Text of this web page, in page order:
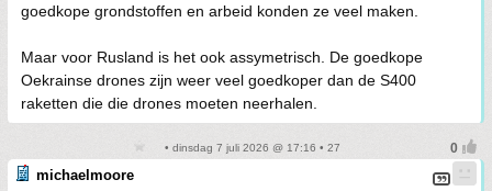
goedkope grondstoffen en arbeid konden ze veel maken.
Maar voor Rusland is het ook assymetrisch. De goedkope
Oekrainse drones zijn weer veel goedkoper dan de S400
raketten die die drones moeten neerhalen.
• dinsdag 7 juli 2026 @ 17:16 • 27
michaelmoore